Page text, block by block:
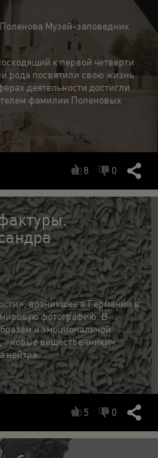
Музей-заповедник
к первой четверти
рода посвятили свою жизнь
деятельности достигли
фамилии Поленовых
8 0
возникшее в Германии в
фотографию. В
и эмоциональной
«новые вещественники»
нейтра...
5 0